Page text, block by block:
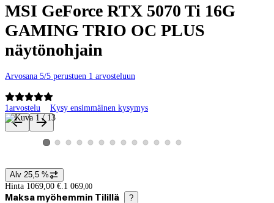
MSI GeForce RTX 5070 Ti 16G
GAMING TRIO OC PLUS
näytönohjain
Arvosana 5/5 perustuen 1 arvosteluun
1arvostelu Kysy ensimmäinen kysymys
Tuotteen kuvat ja videot
Katso tuotekuva 1
Katso tuotekuva 2
Katso tuotekuva 3
Katso tuotekuva 4
Katso tuotekuva 5
Katso tuotekuva 6
Katso tuotekuva 7
Katso tuotekuva 8
Katso tuotekuva 9
Katso tuotekuva 10
Katso tuotekuva 11
Katso tuotekuva 12
Katso tuotekuva 13
Hintatiedot
Alv 25,5 %
Hinta 1069,00 €. 1 069,00
Maksa myöhemmin Tilillä ?